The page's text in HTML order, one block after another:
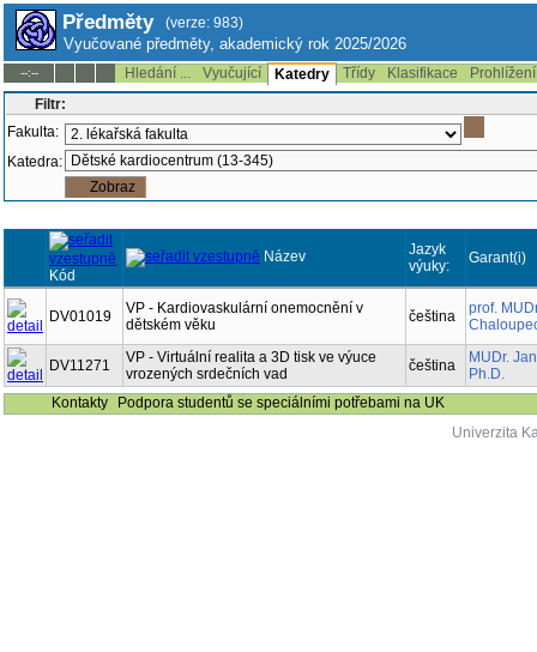
Předměty (verze: 983)
Vyučované předměty, akademický rok 2025/2026
--:-- Hledání ... Vyučující Katedry Třídy Klasifikace
Filtr:
Fakulta:
Katedra:
Kód
Název
Jazyk
výuky:
Garant(i)
DV01019
VP - Kardiovaskulární onemocnění v
dětském věku
čeština
prof.
DV11271
VP - Virtuální realita a 3D tisk ve výuce
vrozených srdečních vad
čeština
MUDr.
Ph.D.
Kontakty
Podpora studentů se speciálními potřebami na UK
Univerzita